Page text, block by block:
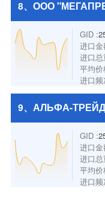
8、ООО
GID :
进口
进口
平均价
进口频
9、АЛЬФА-
GID :
进口
进口
平均价
进口频